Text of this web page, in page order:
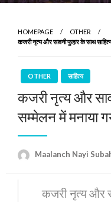
HOMEPAGE
OTHER
कजरी नृत्य और सावनी फुहार के साथ
OTHER साहित्य
कजरी नृत्य और
सम्मेलन में मनाया
Maalanch Nayi
कजरी नृत्य और